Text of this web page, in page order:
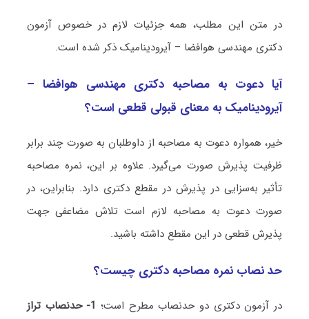
در متن این مطلب، همه جزئیات لازم در خصوص آزمون
دکتری مهندسی هوافضا – آیرودینامیک ذکر شده است.
آیا دعوت به مصاحبه دکتری مهندسی هوافضا –
آیرودینامیک به معنای قبولی قطعی است؟
خیر، همواره دعوت به مصاحبه از داوطلبان به صورت چند برابر
ظرفیت پذیرش صورت می‌گیرد. علاوه بر این، نمره مصاحبه
تأثیر به‌سزایی در پذیرش در مقطع دکتری دارد. بنابراین، در
صورت دعوت به مصاحبه لازم است تلاش مضاعفی جهت
پذیرش قطعی در این مقطع داشته باشید.
حد نصاب نمره مصاحبه دکتری چیست؟
در آزمون دکتری دو حدنصاب مطرح است؛
1- حدنصاب تراز